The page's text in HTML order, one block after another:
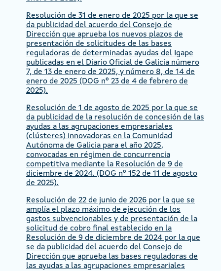
Resolución de 31 de enero de 2025 por la que se
da publicidad del acuerdo del Consejo de
Dirección que aprueba los nuevos plazos de
presentación de solicitudes de las bases
reguladoras de determinadas ayudas del Igape
publicadas en el Diario Oficial de Galicia número
7, de 13 de enero de 2025, y número 8, de 14 de
enero de 2025 (DOG nº 23 de 4 de febrero de
2025).
Resolución de 1 de agosto de 2025 por la que se
da publicidad de la resolución de concesión de las
ayudas a las agrupaciones empresariales
(clústeres) innovadoras en la Comunidad
Autónoma de Galicia para el año 2025,
convocadas en régimen de concurrencia
competitiva mediante la Resolución de 9 de
diciembre de 2024. (DOG nº 152 de 11 de agosto
de 2025).
Resolución de 22 de junio de 2026 por la que se
amplía el plazo máximo de ejecución de los
gastos subvencionables y de presentación de la
solicitud de cobro final establecido en la
Resolución de 9 de diciembre de 2024 por la que
se da publicidad del acuerdo del Consejo de
Dirección que aprueba las bases reguladoras de
las ayudas a las agrupaciones empresariales